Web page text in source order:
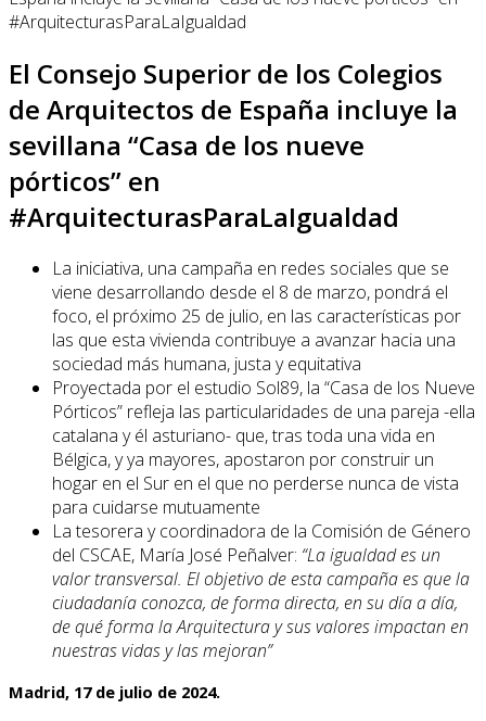
El Consejo Superior de los Colegios
de Arquitectos de España incluye la
sevillana “Casa de los nueve
pórticos” en
#ArquitecturasParaLaIgualdad
La iniciativa, una campaña en redes sociales que se
viene desarrollando desde el 8 de marzo, pondrá el
foco, el próximo 25 de julio, en las características por
las que esta vivienda contribuye a avanzar hacia una
sociedad más humana, justa y equitativa
Proyectada por el estudio Sol89, la “Casa de los Nueve
Pórticos” refleja las particularidades de una pareja -ella
catalana y él asturiano- que, tras toda una vida en
Bélgica, y ya mayores, apostaron por construir un
hogar en el Sur en el que no perderse nunca de vista
para cuidarse mutuamente
La tesorera y coordinadora de la Comisión de Género
del CSCAE, María José Peñalver: “La igualdad es un
valor transversal. El objetivo de esta campaña es que la
ciudadanía conozca, de forma directa, en su día a día,
de qué forma la Arquitectura y sus valores impactan en
nuestras vidas y las mejoran”
Madrid, 17 de julio de 2024.